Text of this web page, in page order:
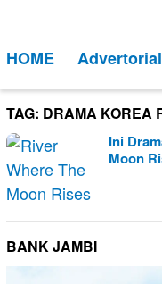
kontenMobile
HOME Advertorial
TAG: DRAMA KOREA
Ini
Moon
BANK JAMBI